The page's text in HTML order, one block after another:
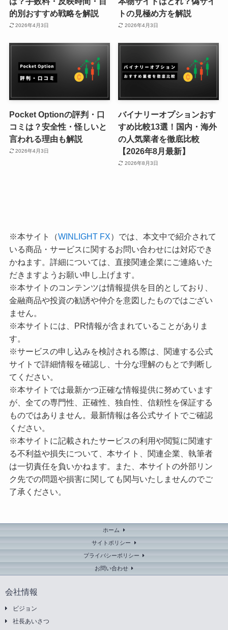
的別おすすめ戦略を解説
2026年4月3日
トの見極め方を解説
2026年4月3日
Pocket Optionの評判・口
コミは？安全性・怪しいと
言われる理由も解説
2026年4月3日
バイナリーオプションおす
すめ比較13選！国内・海外
の人気業者を徹底比較
【2026年8月最新】
2026年8月3日
※本サイト（WINLIGHT FX）では、本文中で紹介されて
いる商品・サービスに関するお問い合わせには対応でき
かねます。詳細については、直接関連企業にご連絡いた
だきますようお願い申し上げます。
※本サイトのコンテンツは情報提供を目的としており、
金融商品や投資の勧誘や仲介を意図したものではござい
ません。
※本サイトには、PR情報が含まれていることがありま
す。
※サービスの申し込みを検討される際は、関連する公式
サイトで詳細情報を確認し、十分な理解のもとで判断し
てください。
※本サイトでは最新かつ正確な情報提供に努めています
が、全ての専門性、正確性、独自性、信頼性を保証する
ものではありません。最新情報は各公式サイトでご確認
ください。
※本サイトに記載されたサービスの利用や閲覧に関連す
る不利益や損失について、本サイト、関連企業、執筆者
は一切責任を負いかねます。また、本サイトの外部リン
ク先での問題や損害に関しても関与いたしませんのでご
了承ください。
ホーム
サイトポリシー
プライバシーポリシー
お問い合わせ
会社情報
ビジョン
社長あいさつ